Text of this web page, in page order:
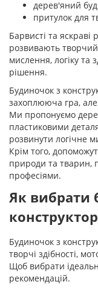
дерев'яний
притулок для
Барвисті та яскраві
розвивають
мислення, логіку та
рішення.
Будиночок з
захоплююча гра, але
Ми пропонуємо
пластиковими
розвинути логічне
Крім того,
природи та тварин,
професіями.
Як вибрати
Будиночок з
творчі здібності,
Щоб вибрати
рекомендацій.